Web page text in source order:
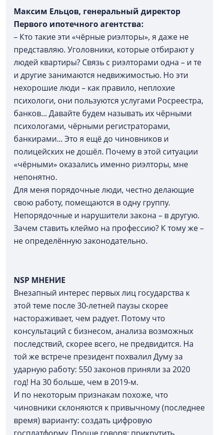
Максим Ельцов, генеральный директор
Первого ипотечного агентства:
– Кто такие эти «чёрные риэлторы», я даже не
представляю. Уголовники, которые отбирают у
людей квартиры? Связь с риэлторами одна – и те
и другие занимаются недвижимостью. Но эти
нехорошие люди – как правило, неплохие
психологи, они пользуются услугами Росреестра,
банков... Давайте будем называть их чёрными
психологами, чёрными регистраторами,
банкирами... Это я ещё до чиновников и
полицейских не дошёл. Почему в этой ситуации
«чёрными» оказались именно риэлторы, мне
непонятно.
Для меня порядочные люди, честно делающие
свою работу, помещаются в одну группу.
Непорядочные и нарушители закона – в другую.
Зачем ставить клеймо на профессию? К тому же –
не определённую законодательно.
NSP МНЕНИЕ
Внезапный интерес первых лиц государства к
этой теме после 30-летней паузы скорее
настораживает, чем радует. Потому что
консультаций с бизнесом, анализа возможных
последствий, скорее всего, не предвидится. На
той же встрече президент похвалил Думу за
ударную работу: 550 законов приняли за 2020
год! На 30 больше, чем в 2019-м.
И по некоторым признакам похоже, что
чиновники склоняются к привычному (последнее
время) варианту: создать цифровую